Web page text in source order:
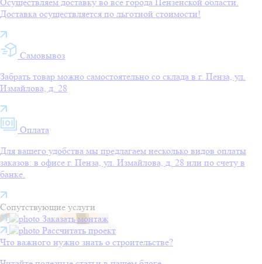
Доставка осуществляется по льготной стоимости!
Самовывоз
Забрать товар можно самостоятельно со склада в г. Пенза, ул.
Измайлова, д. 28
Оплата
Для вашего удобства мы предлагаем несколько видов оплаты
заказов: в офисе г. Пенза, ул. Измайлова, д. 28 или по счету в
банке.
Сопутствующие услуги
Заказать монтаж
Рассчитать проект
Что важного нужно знать о строительстве?